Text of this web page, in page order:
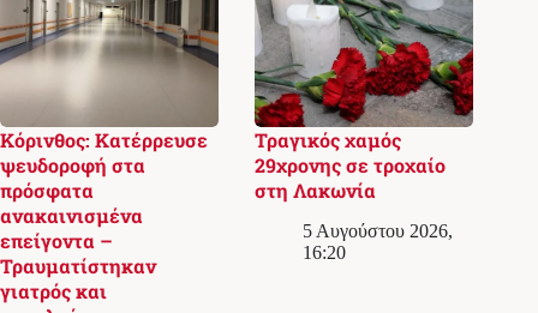
Κόρινθος: Κατέρρευσε
ψευδοροφή στα
πρόσφατα
ανακαινισμένα
επείγοντα –
Τραυματίστηκαν
γιατρός και
Τραγικός χαμός
29χρονης σε τροχαίο
στη Λακωνία
5 Αυγούστου 2026,
16:20